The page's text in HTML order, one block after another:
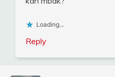
Loading...
Reply